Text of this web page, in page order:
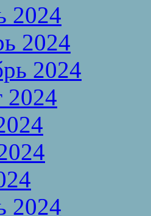
2024
2024
2024
2024
2024